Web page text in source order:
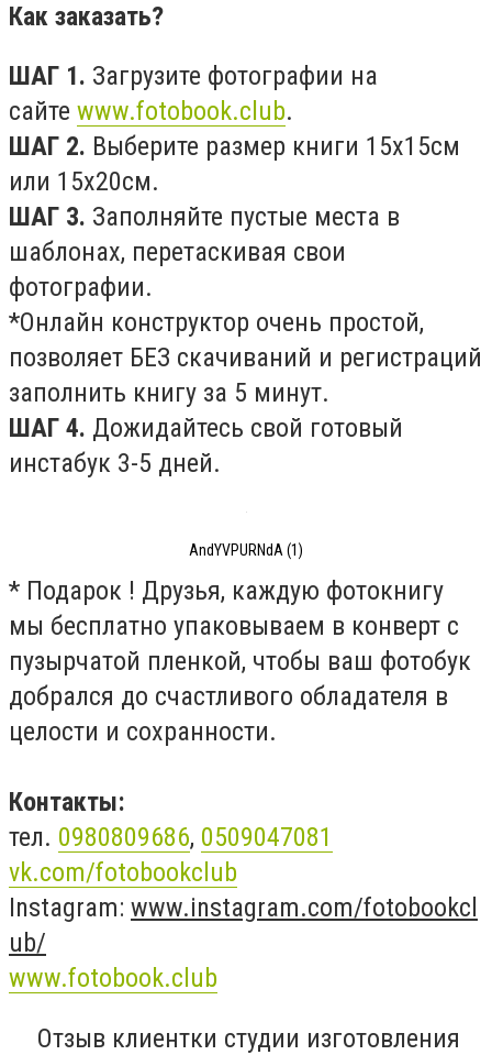
Как заказать?
ШАГ 1. Загрузите фотографии на
сайте www.fotobook.club.
ШАГ 2. Выберите размер книги 15х15см
или 15х20см.
ШАГ 3. Заполняйте пустые места в
шаблонах, перетаскивая свои
фотографии.
*Онлайн конструктор очень простой,
позволяет БЕЗ скачиваний и регистраций
заполнить книгу за 5 минут.
ШАГ 4. Дожидайтесь свой готовый
инстабук 3-5 дней.
AndYVPURNdA (1)
* Подарок ! Друзья, каждую фотокнигу
мы бесплатно упаковываем в конверт с
пузырчатой пленкой, чтобы ваш фотобук
добрался до счастливого обладателя в
целости и сохранности.
Контакты:
тел. 0980809686, 0509047081
vk.com/fotobookclub
Instagram: www.instagram.com/fotobookcl
ub/
www.fotobook.club
Отзыв клиентки студии изготовления